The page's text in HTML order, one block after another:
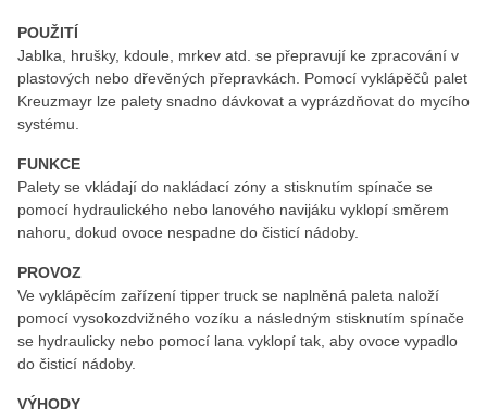
POUŽITÍ
Jablka, hrušky, kdoule, mrkev atd. se přepravují ke zpracování v
plastových nebo dřevěných přepravkách. Pomocí vyklápěčů palet
Kreuzmayr lze palety snadno dávkovat a vyprázdňovat do mycího
systému.
FUNKCE
Palety se vkládají do nakládací zóny a stisknutím spínače se
pomocí hydraulického nebo lanového navijáku vyklopí směrem
nahoru, dokud ovoce nespadne do čisticí nádoby.
PROVOZ
Ve vyklápěcím zařízení tipper truck se naplněná paleta naloží
pomocí vysokozdvižného vozíku a následným stisknutím spínače
se hydraulicky nebo pomocí lana vyklopí tak, aby ovoce vypadlo
do čisticí nádoby.
VÝHODY